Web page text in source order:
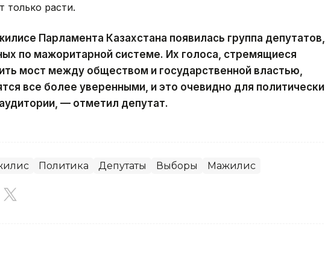
только расти.
Парламента Казахстана появилась группа депутатов,
по мажоритарной системе. Их голоса, стремящиеся
мост между обществом и государственной властью,
все более уверенными, и это очевидно для политически
— отметил депутат.
Политика Депутаты Выборы Мажилис